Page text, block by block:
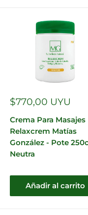
Precio
venta
$770,00 UYU
Crema Para Masajes
Relaxcrem Matías
González - Pote
Neutra
Añadir al carrito